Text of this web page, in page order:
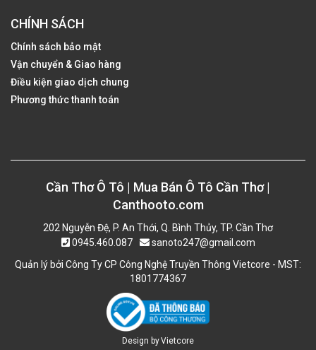
CHÍNH SÁCH
Chính sách bảo mật
Vận chuyển & Giao hàng
Điều kiện giao dịch chung
Phương thức thanh toán
Cần Thơ Ô Tô | Mua Bán Ô Tô Cần Thơ |
Canthooto.com
202 Nguyễn Đệ, P. An Thới, Q. Bình Thủy, TP. Cần Thơ
0945.460.087
sanoto247@gmail.com
Quản lý bởi Công Ty CP Công Nghệ Truyền Thông Vietcore - MST:
1801774367
Design byVietcore